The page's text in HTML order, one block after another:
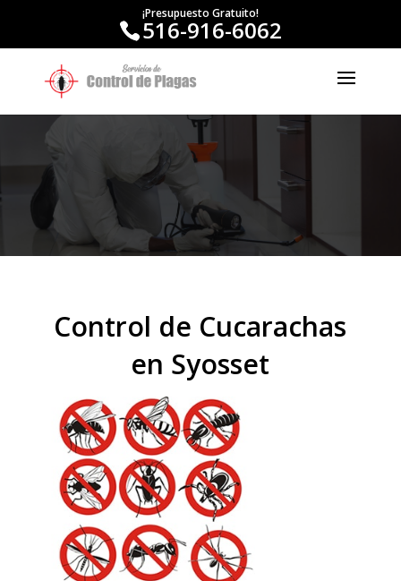
¡Presupuesto Gratuito!
516-916-6062
Control de Cucarachas
en Syosset